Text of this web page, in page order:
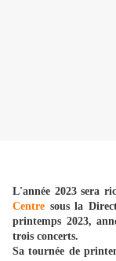
L'année 2023 sera
Centre sous la
printemps 2023,
trois concerts.
Sa tournée de